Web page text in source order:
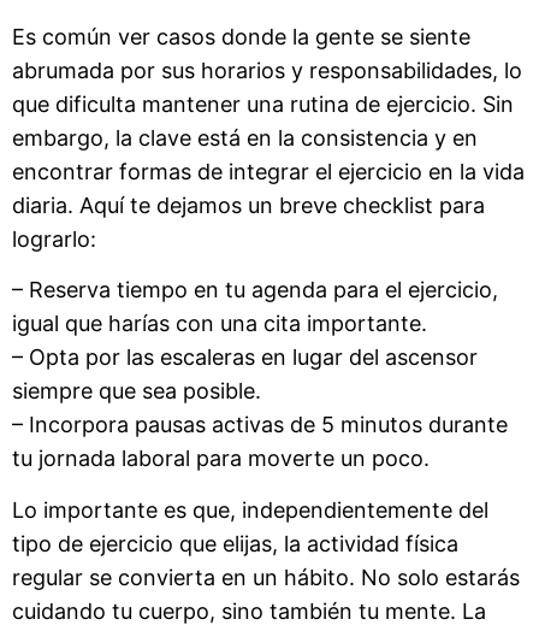
Es común ver casos donde la gente se siente
abrumada por sus horarios y responsabilidades, lo
que dificulta mantener una rutina de ejercicio. Sin
embargo, la clave está en la consistencia y en
encontrar formas de integrar el ejercicio en la vida
diaria. Aquí te dejamos un breve checklist para
lograrlo:
– Reserva tiempo en tu agenda para el ejercicio,
igual que harías con una cita importante.
– Opta por las escaleras en lugar del ascensor
siempre que sea posible.
– Incorpora pausas activas de 5 minutos durante
tu jornada laboral para moverte un poco.
Lo importante es que, independientemente del
tipo de ejercicio que elijas, la actividad física
regular se convierta en un hábito. No solo estarás
cuidando tu cuerpo, sino también tu mente. La